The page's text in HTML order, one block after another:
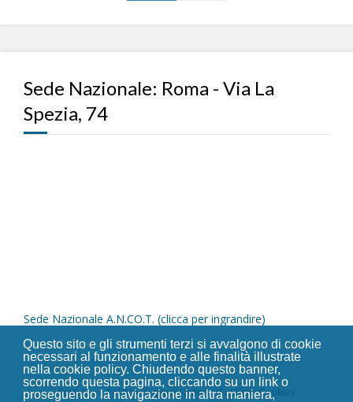
Questo sito e gli strumenti terzi si avvalgono di cookie
necessari al funzionamento e alle finalità illustrate
nella cookie policy. Chiudendo questo banner,
scorrendo questa pagina, cliccando su un link o
proseguendo la navigazione in altra maniera,
Sede Nazionale: Roma - Via La
Spezia, 74
Sede Nazionale A.N.CO.T. (clicca per ingrandire)
Privacy Politica di generazione ed utilizzo Cookies